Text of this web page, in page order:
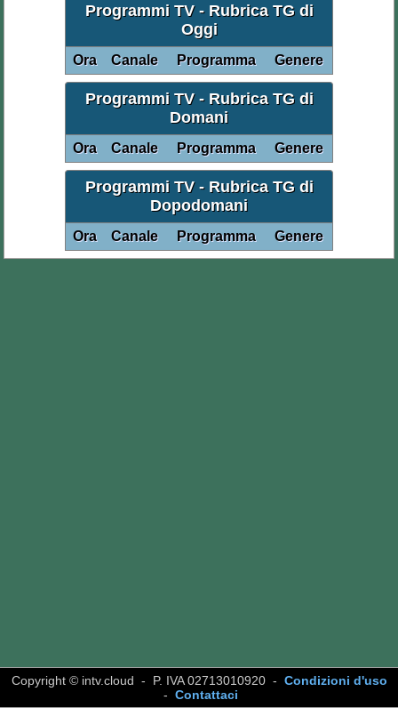
Programmi TV - Rubrica TG di
Oggi
Ora Canale Programma Genere
Programmi TV - Rubrica TG di
Domani
Ora Canale Programma Genere
Programmi TV - Rubrica TG di
Dopodomani
Ora Canale Programma Genere
Copyright © intv.cloud - P. IVA 02713010920 - Condizioni d'uso
- Contattaci